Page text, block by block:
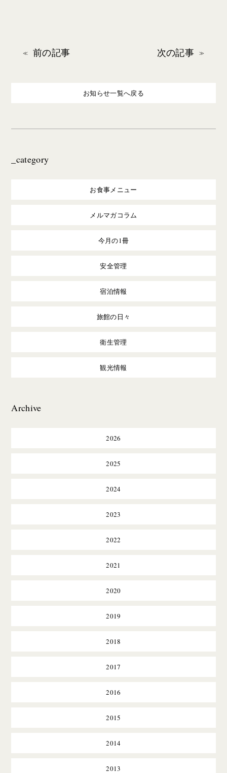
前の記事 次の記事
お知らせ一覧へ戻る
_category
お食事メニュー
メルマガコラム
今月の1冊
安全管理
宿泊情報
旅館の日々
衛生管理
観光情報
Archive
2026
2025
2024
2023
2022
2021
2020
2019
2018
2017
2016
2015
2014
2013